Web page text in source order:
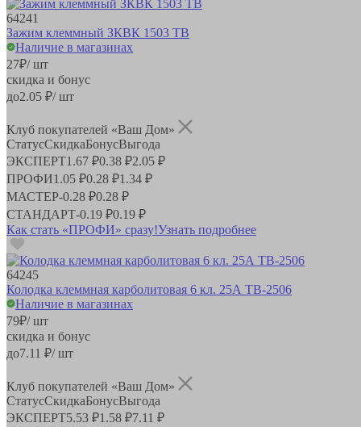
64241
Зажим клеммный ЗКВК 1503 ТВ
Наличие в магазинах
27₽/ шт
скидка и бонус
до2.05 ₽/ шт
Клуб покупателей «Ваш Дом»
СтатусСкидкаБонусВыгода
ЭКСПЕРТ1.67 ₽0.38 ₽2.05 ₽
ПРОФИ1.05 ₽0.28 ₽1.34 ₽
МАСТЕР-0.28 ₽0.28 ₽
СТАНДАРТ-0.19 ₽0.19 ₽
Как стать «ПРОФИ» сразу!Узнать подробнее
64245
Колодка клеммная карболитовая 6 кл. 25А ТВ-2506
Наличие в магазинах
79₽/ шт
скидка и бонус
до7.11 ₽/ шт
Клуб покупателей «Ваш Дом»
СтатусСкидкаБонусВыгода
ЭКСПЕРТ5.53 ₽1.58 ₽7.11 ₽